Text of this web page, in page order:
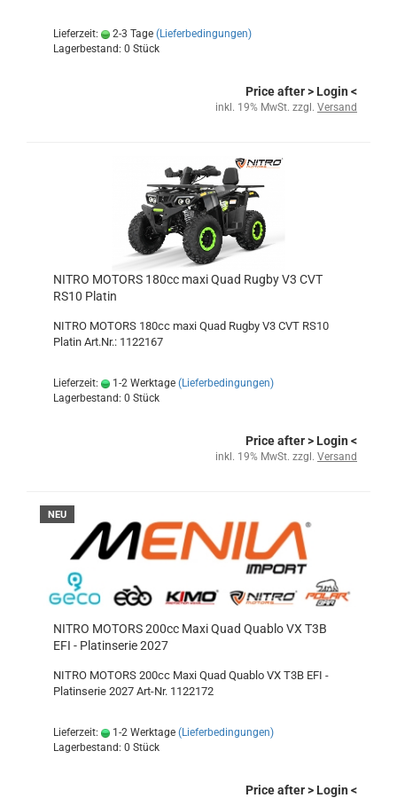
Lieferzeit: 2-3 Tage (Lieferbedingungen)
Lagerbestand: 0 Stück
Price after> Login <
inkl. 19% MwSt. zzgl. Versand
NITRO MOTORS 180cc maxi Quad Rugby V3 CVT
RS10 Platin
NITRO MOTORS 180cc maxi Quad Rugby V3 CVT RS10
Platin Art.Nr.: 1122167
Lieferzeit: 1-2 Werktage (Lieferbedingungen)
Lagerbestand: 0 Stück
Price after> Login <
inkl. 19% MwSt. zzgl. Versand
NEU
NITRO MOTORS 200cc Maxi Quad Quablo VX T3B
EFI - Platinserie 2027
NITRO MOTORS 200cc Maxi Quad Quablo VX T3B EFI -
Platinserie 2027 Art-Nr. 1122172
Lieferzeit: 1-2 Werktage (Lieferbedingungen)
Lagerbestand: 0 Stück
Price after> Login <